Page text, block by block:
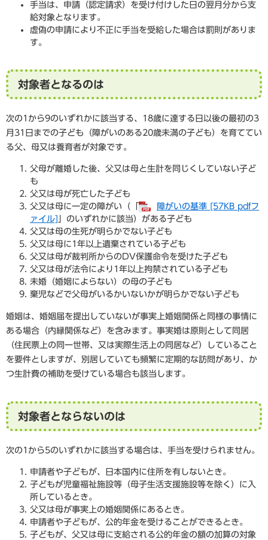
手当は、申請（認定請求）を受け付けした日の翌月分から支
給対象となります。
虚偽の申請により不正に手当を受給した場合は罰則がありま
す。
対象者となるのは
次の1から9のいずれかに該当する、18歳に達する日以後の最初の3
月31日までの子ども（障がいのある20歳未満の子ども）を育ててい
る父、母又は養育者が対象です。
父母が離婚した後、父又は母と生計を同じくしていない子ど
も
父又は母が死亡した子ども
父又は母に一定の障がい（「
障がいの基準 [57KB pdfフ
ァイル]
」のいずれかに該当）がある子ども
父又は母の生死が明らかでない子ども
父又は母に1年以上遺棄されている子ども
父又は母が裁判所からのDV保護命令を受けた子ども
父又は母が法令により1年以上拘禁されている子ども
未婚（婚姻によらない）の母の子ども
棄児などで父母がいるかいないかが明らかでない子ども
婚姻は、婚姻届を提出していないが事実上婚姻関係と同様の事情に
ある場合（内縁関係など）を含みます。事実婚は原則として同居
（住民票上の同一世帯、又は実際生活上の同居など）していること
を要件としますが、別居していても頻繁に定期的な訪問があり、か
つ生計費の補助を受けている場合も該当します。
対象者とならないのは
次の1から5のいずれかに該当する場合は、手当を受けられません。
申請者や子どもが、日本国内に住所を有しないとき。
子どもが児童福祉施設等（母子生活支援施設等を除く）に入
所しているとき。
父又は母が事実上の婚姻関係にあるとき。
申請者や子どもが、公的年金を受けることができるとき。
子どもが、父又は母に支給される公的年金の額の加算の対象